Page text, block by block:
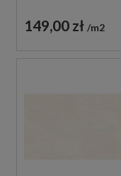
149,00 zł m2